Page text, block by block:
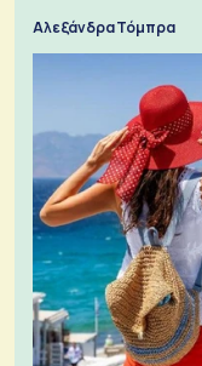
Αλεξάνδρα Τόμπρα